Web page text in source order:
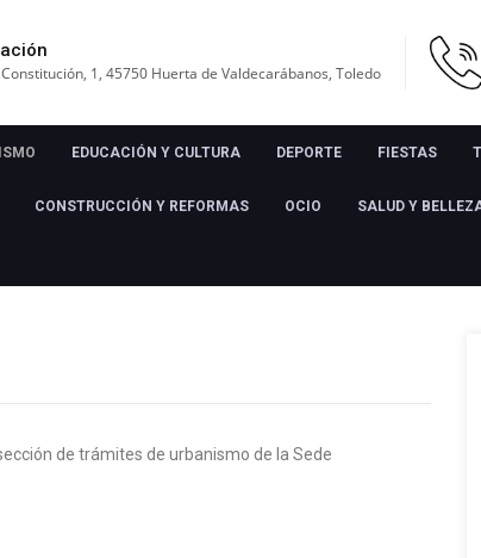
1, 45750 Huerta de Valdecarábanos, Toledo
EDUCACIÓN Y CULTURA DEPORTE FIESTAS
CONSTRUCCIÓN Y REFORMAS OCIO SALUD Y
de trámites de urbanismo de la Sede